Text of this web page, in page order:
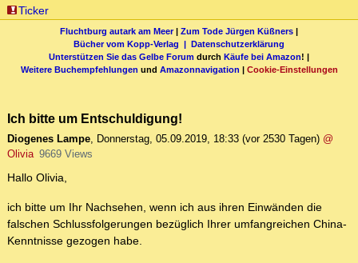
Ticker
Fluchtburg autark am Meer| Zum Tode Jürgen Küßners |
Bücher vom Kopp-Verlag | Datenschutzerklärung
Unterstützen Sie das Gelbe Forum durch Käufe bei Amazon! |
Weitere Buchempfehlungen und Amazonnavigation | Cookie-Einstellungen
Ich bitte um Entschuldigung!
Diogenes Lampe, Donnerstag, 05.09.2019, 18:33 (vor 2530 Tagen) @
Olivia 9669 Views
Hallo Olivia,
ich bitte um Ihr Nachsehen, wenn ich aus ihren Einwänden die
falschen Schlussfolgerungen bezüglich Ihrer umfangreichen China-
Kenntnisse gezogen habe.